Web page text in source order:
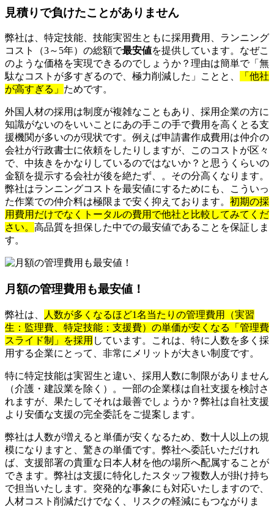
見積りで負けたことがありません
弊社は、特定技能、技能実習生ともに採用費用、ランニング
コスト（3～5年）の総額で最安値を提供しています。なぜこ
のような価格を実現できるのでしょうか？理由は簡単で「無
駄なコストが多すぎるので、極力削減した」ことと、
「他社
が高すぎる」 ためです。
外国人材の採用は制度が複雑なこともあり、採用企業の方に
知識がないのをいいことにあの手この手で費用を高くとる支
援機関が多いのが現状です。例えば申請書作成費用は仲介の
会社が行政書士に依頼をしたりしますが、このコストが区々
で、中抜きをかなりしているのではないか？と思うくらいの
金額を提示する会社が後を絶たず、。その分高くなります。
弊社はランニングコストを最安値にするためにも、こういっ
た作業での仲介料は極限まで安く抑えております。 初期の採
用費用だけでなくトータルの費用で他社と比較してみてくだ
さい。 高品質を担保した中での最安値であることを保証しま
す。
月額の管理費用も最安値！
弊社は、
人数が多くなるほど1名当たりの管理費用（実習
生：監理費、特定技能：支援費）の単価が安くなる「管理費
スライド制」を採用 しています。これは、特に人数を多く採
用する企業にとって、非常にメリットが大きい制度です。
特に特定技能は実習生と違い、採用人数に制限がありません
（介護・建設業を除く）。一部の企業様は自社支援を検討さ
れますが、果たしてそれは最善でしょうか？弊社は自社支援
より安価な支援の完全委託をご提案します。
弊社は人数が増えると単価が安くなるため、数十人以上の規
模になりますと、驚きの単価です。弊社へ委託いただけれ
ば、支援部署の貴重な日本人材を他の場所へ配属することが
できます。弊社は支援に特化したスタッフ複数人が掛け持ち
で担当いたします。突発的な事象にも対応いたしますので、
人材コスト削減だけでなく、リスクの軽減にもつながりま